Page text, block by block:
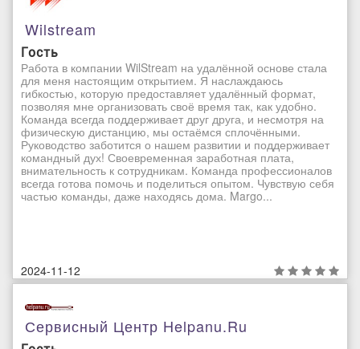
Wilstream
Гость
Работа в компании WilStream на удалённой основе стала
для меня настоящим открытием. Я наслаждаюсь
гибкостью, которую предоставляет удалённый формат,
позволяя мне организовать своё время так, как удобно.
Команда всегда поддерживает друг друга, и несмотря на
физическую дистанцию, мы остаёмся сплочёнными.
Руководство заботится о нашем развитии и поддерживает
командный дух! Своевременная заработная плата,
внимательность к сотрудникам. Команда профессионалов
всегда готова помочь и поделиться опытом. Чувствую себя
частью команды, даже находясь дома. Margo...
2024-11-12
Сервисный Центр Helpanu.ru